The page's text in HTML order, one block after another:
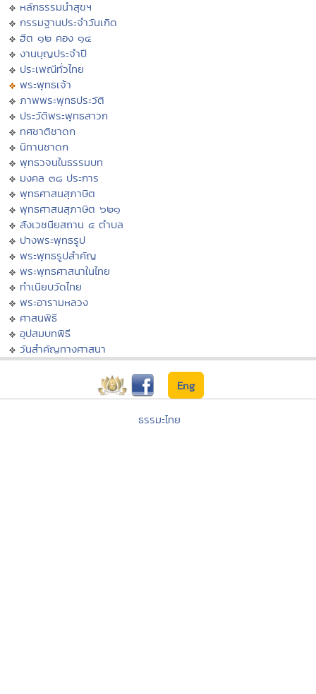
หลักธรรมนำสุขฯ
กรรมฐานประจำวันเกิด
ฮีต ๑๒ คอง ๑๔
งานบุญประจำปี
ประเพณีทั่วไทย
พระพุทธเจ้า
ภาพพระพุทธประวัติ
ประวัติพระพุทธสาวก
ทศชาติชาดก
นิทานชาดก
พุทธวจนในธรรมบท
มงคล ๓๘ ประการ
พุทธศาสนสุภาษิต
พุทธศาสนสุภาษิต ๖๒๑
สังเวชนียสถาน ๔ ตำบล
ปางพระพุทธรูป
พระพุทธรูปสำคัญ
พระพุทธศาสนาในไทย
ทำเนียบวัดไทย
พระอารามหลวง
ศาสนพิธี
อุปสมบทพิธี
วันสำคัญทางศาสนา
Eng
ธรรมะไทย